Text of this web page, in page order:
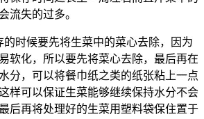
流失的过多。
的时候要先将生菜中的菜心去除，因为
软化，所以要先将菜心去除，最后再在
分，可以将餐巾纸之类的纸张粘上一点
样可以保证生菜能够继续保持水分不会
后再将处理好的生菜用塑料袋保住置于